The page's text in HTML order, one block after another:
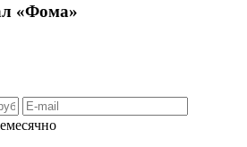
«Фома»